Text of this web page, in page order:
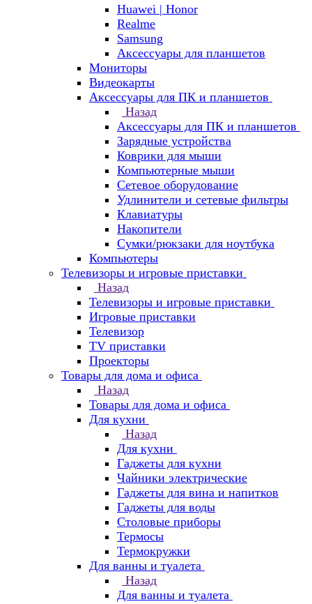
Huawei | Honor
Realme
Samsung
Аксессуары для планшетов
Мониторы
Видеокарты
Аксессуары для ПК и планшетов
Назад
Аксессуары для ПК и планшетов
Зарядные устройства
Коврики для мыши
Компьютерные мыши
Сетевое оборудование
Удлинители и сетевые фильтры
Клавиатуры
Накопители
Сумки/рюкзаки для ноутбука
Компьютеры
Телевизоры и игровые приставки
Назад
Телевизоры и игровые приставки
Игровые приставки
Телевизор
TV приставки
Проекторы
Товары для дома и офиса
Назад
Товары для дома и офиса
Для кухни
Назад
Для кухни
Гаджеты для кухни
Чайники электрические
Гаджеты для вина и напитков
Гаджеты для воды
Столовые приборы
Термосы
Термокружки
Для ванны и туалета
Назад
Для ванны и туалета